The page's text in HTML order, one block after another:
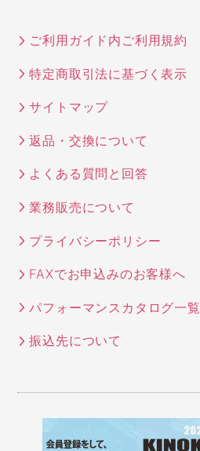
ご利用ガイド内ご利用規約
特定商取引法に基づく表示
サイトマップ
返品・交換について
よくある質問と回答
業務販売について
プライバシーポリシー
FAXでお申込みのお客様へ
パフォーマンスカタログ一覧
振込先について